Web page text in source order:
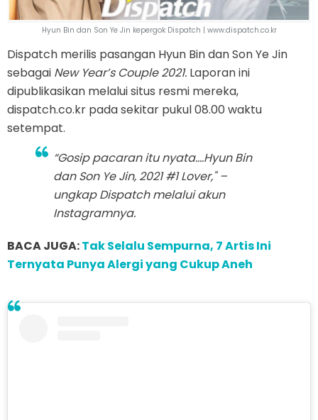
Hyun Bin dan Son Ye Jin kepergok Dispatch | www.dispatch.co.kr
Dispatch merilis pasangan Hyun Bin dan Son Ye Jin
sebagai New Year’s Couple 2021. Laporan ini
dipublikasikan melalui situs resmi mereka,
dispatch.co.kr pada sekitar pukul 08.00 waktu
setempat.
“Gosip pacaran itu nyata....Hyun Bin
dan Son Ye Jin, 2021 #1 Lover," –
ungkap Dispatch melalui akun
Instagramnya.
BACA JUGA:Tak Selalu Sempurna, 7 Artis Ini
Ternyata Punya Alergi yang Cukup Aneh